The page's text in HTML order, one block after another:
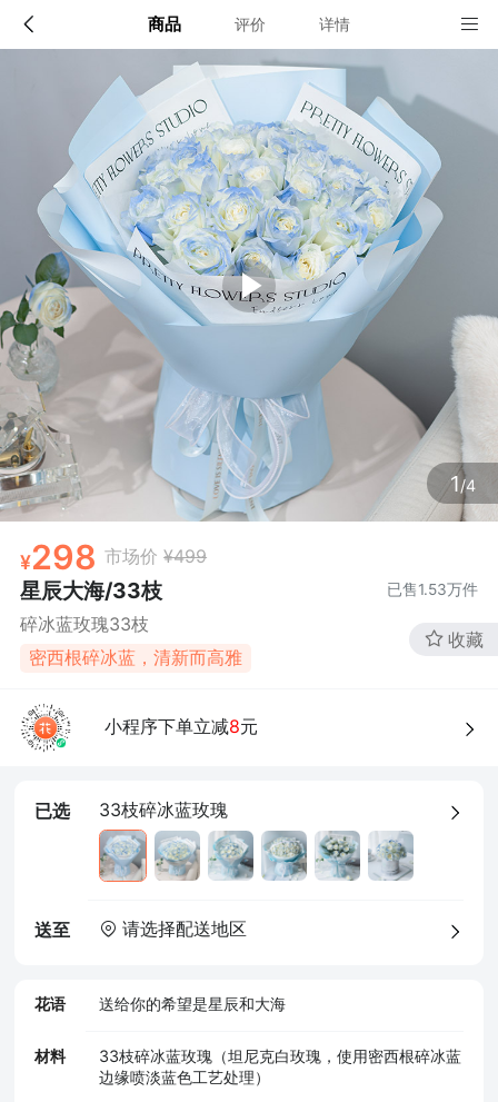
商品 评价 详情
1/4
298 市场价 ¥499
星辰大海/33枝 已售1.53万件
碎冰蓝玫瑰33枝
密西根碎冰蓝，清新而高雅
收藏
小程序下单立减8元
已选 33枝碎冰蓝玫瑰
送至 请选择配送地区
花语 送给你的希望是星辰和大海
材料
33枝碎冰蓝玫瑰（坦尼克白玫瑰，使用密西根碎冰蓝
边缘喷淡蓝色工艺处理）
配送说明
确定
店铺信息
该地区暂无配送门店
确定